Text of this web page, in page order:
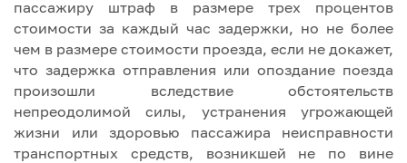
пассажиру штраф в размере трех процентов
стоимости за каждый час задержки, но не более
чем в размере стоимости проезда, если не докажет,
что задержка отправления или опоздание поезда
произошли вследствие обстоятельств
непреодолимой силы, устранения угрожающей
жизни или здоровью пассажира неисправности
транспортных средств, возникшей не по вине